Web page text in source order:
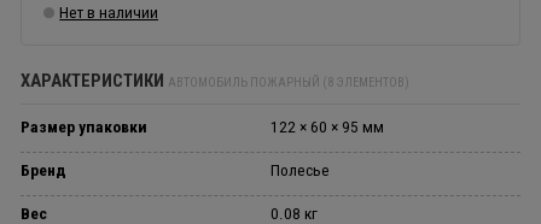
Нет в наличии
ХАРАКТЕРИСТИКИ АВТОМОБИЛЬ ПОЖАРНЫЙ (8 ЭЛЕМЕНТОВ)
Размер упаковки 122 × 60 × 95 мм
Бренд Полесье
Вес 0.08 кг